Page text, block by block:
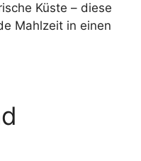
Küste – diese
Mahlzeit in einen